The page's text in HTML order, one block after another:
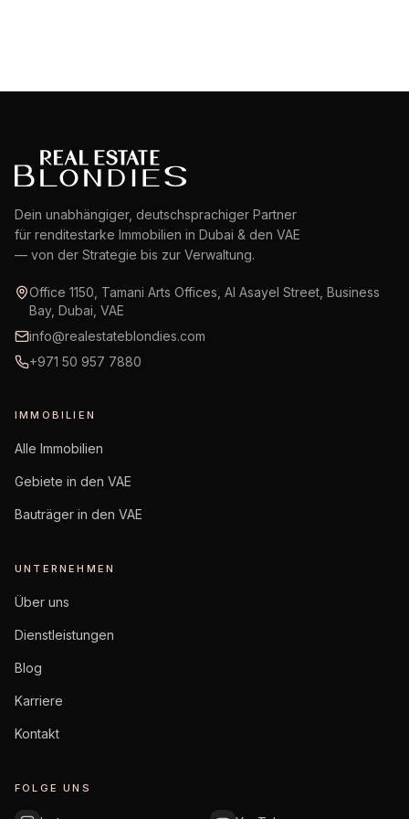
Dein unabhängiger, deutschsprachiger Partner
für renditestarke Immobilien in Dubai & den VAE
— von der Strategie bis zur Verwaltung.
Office 1150, Tamani Arts Offices, Al Asayel Street, Business
Bay, Dubai, VAE
info@realestateblondies.com
+971 50 957 7880
IMMOBILIEN
Alle Immobilien
Gebiete in den VAE
Bauträger in den VAE
UNTERNEHMEN
Über uns
Dienstleistungen
Blog
Karriere
Kontakt
FOLGE UNS